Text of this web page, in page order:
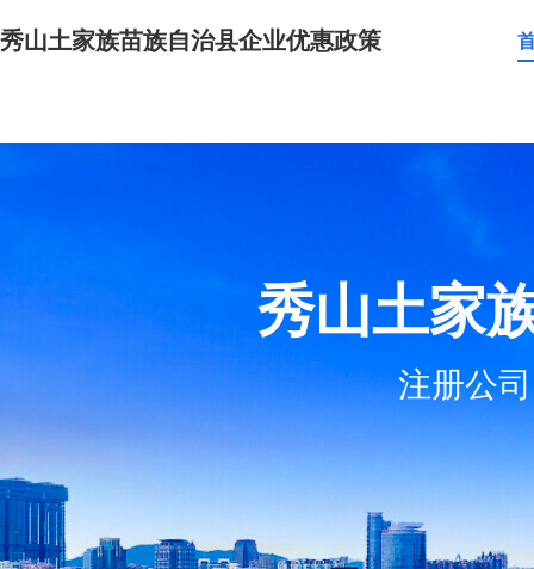
秀山土家族苗族自治县企业优惠政策
秀山土家
注册公